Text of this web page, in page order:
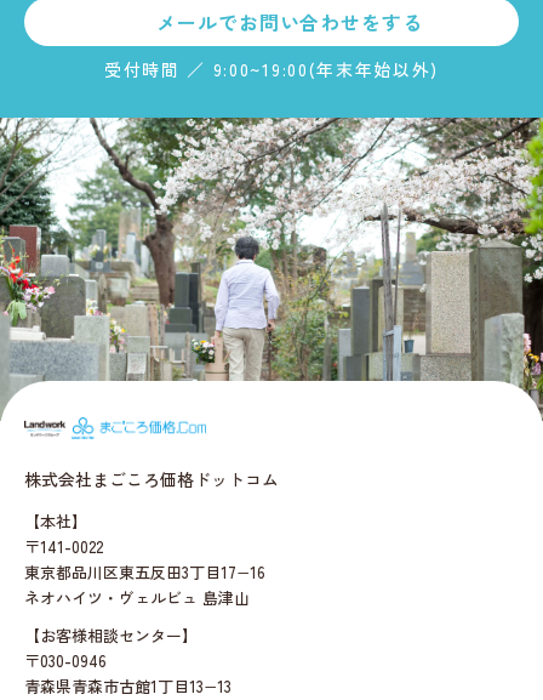
メールでお問い合わせをする
受付時間 ／ 9:00~19:00(年末年始以外)
まごころ価格
株式会社まごころ価格ドットコム
【本社】
〒141-0022
東京都品川区東五反田3丁目17−16
ネオハイツ・ヴェルビュ 島津山
【お客様相談センター】
〒030-0946
青森県青森市古館1丁目13−13